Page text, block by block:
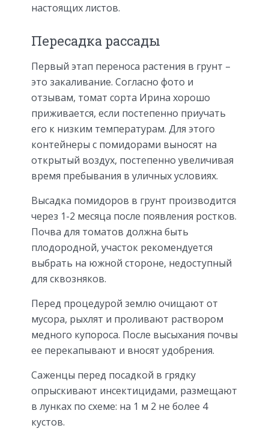
настоящих листов.
Пересадка рассады
Первый этап переноса растения в грунт –
это закаливание. Согласно фото и
отзывам, томат сорта Ирина хорошо
приживается, если постепенно приучать
его к низким температурам. Для этого
контейнеры с помидорами выносят на
открытый воздух, постепенно увеличивая
время пребывания в уличных условиях.
Высадка помидоров в грунт производится
через 1-2 месяца после появления ростков.
Почва для томатов должна быть
плодородной, участок рекомендуется
выбрать на южной стороне, недоступный
для сквозняков.
Перед процедурой землю очищают от
мусора, рыхлят и проливают раствором
медного купороса. После высыхания почвы
ее перекапывают и вносят удобрения.
Саженцы перед посадкой в грядку
опрыскивают инсектицидами, размещают
в лунках по схеме: на 1 м 2 не более 4
кустов.